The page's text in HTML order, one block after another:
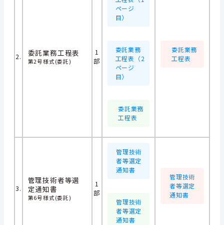
2. 委託業務工程表
第2号様式(委託)
1
部
ページ
目）
委託業務
工程表（2
ページ
目）
委託業務
工程表
委託業務
工程表
3.
管理技術者等選
定通知書
第6号様式(委託)
1
部
管理技術
者等選定
通知書
管理技術
者等選定
通知書
管理技術
者等選定
通知書